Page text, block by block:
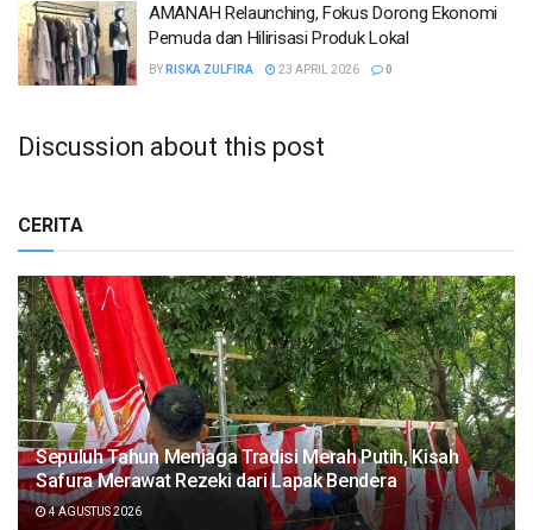
AMANAH Relaunching, Fokus Dorong Ekonomi
Pemuda dan Hilirisasi Produk Lokal
BY RISKA ZULFIRA 23 APRIL 2026 0
Discussion about this post
CERITA
Sepuluh Tahun Menjaga Tradisi Merah Putih, Kisah
Safura Merawat Rezeki dari Lapak Bendera
4 AGUSTUS 2026